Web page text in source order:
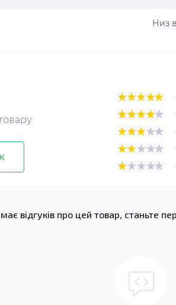
Низ
відгуків про цей товар, станьте